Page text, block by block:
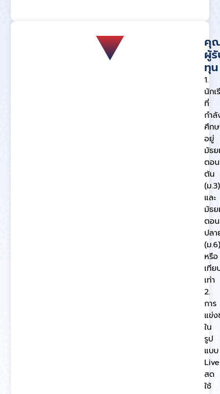
คุ
ผู้
ทุน
1.
นักเ
ที่
กำลั
ศึก
อยู่
มัธ
ตอน
ต้น
(ม.3)
และ
มัธ
ตอน
ปลา
(ม.6)
หรือ
เทีย
เท่า
2.
การ
แข่
ใน
รูป
แบบ
Live
สด
ใช้